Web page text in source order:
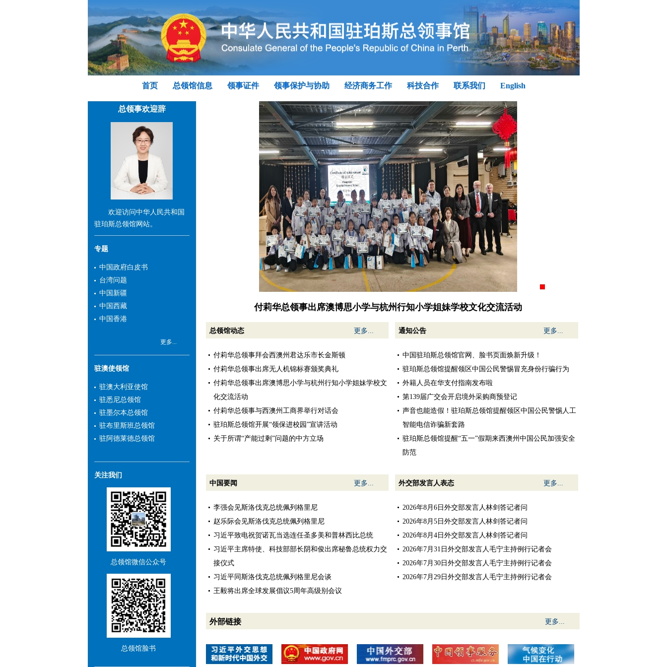
首页 总领馆信息 领事证件 领事保护与协助 经济商务工作 科技合作 联系我们 English
总领事欢迎辞
欢迎访问中华人民共和国
驻珀斯总领馆网站。
专题
中国政府白皮书
台湾问题
中国新疆
中国西藏
中国香港
更多...
驻澳使领馆
驻澳大利亚使馆
驻悉尼总领馆
驻墨尔本总领馆
驻布里斯班总领馆
驻阿德莱德总领馆
关注我们
总领馆微信公众号
总领馆脸书
付莉华总领事出席澳博思小学与杭州行知小学姐妹学校文化交流活动
总领馆动态 更多...
付莉华总领事拜会西澳州君达乐市长金斯顿
付莉华总领事出席无人机锦标赛颁奖典礼
付莉华总领事出席澳博思小学与杭州行知小学姐妹学校文
化交流活动
付莉华总领事与西澳州工商界举行对话会
驻珀斯总领馆开展“领保进校园”宣讲活动
关于所谓“产能过剩”问题的中方立场
通知公告 更多...
中国驻珀斯总领馆官网、脸书页面焕新升级！
驻珀斯总领馆提醒领区中国公民警惕冒充身份行骗行为
外籍人员在华支付指南发布啦
第139届广交会开启境外采购商预登记
声音也能造假！驻珀斯总领馆提醒领区中国公民警惕人工
智能电信诈骗新套路
驻珀斯总领馆提醒“五一”假期来西澳州中国公民加强安全
防范
中国要闻 更多...
李强会见斯洛伐克总统佩列格里尼
赵乐际会见斯洛伐克总统佩列格里尼
习近平致电祝贺诺瓦当选连任圣多美和普林西比总统
习近平主席特使、科技部部长阴和俊出席秘鲁总统权力交
接仪式
习近平同斯洛伐克总统佩列格里尼会谈
王毅将出席全球发展倡议5周年高级别会议
外交部发言人表态 更多...
2026年8月6日外交部发言人林剑答记者问
2026年8月5日外交部发言人林剑答记者问
2026年8月4日外交部发言人林剑答记者问
2026年7月31日外交部发言人毛宁主持例行记者会
2026年7月30日外交部发言人毛宁主持例行记者会
2026年7月29日外交部发言人毛宁主持例行记者会
外部链接 更多...